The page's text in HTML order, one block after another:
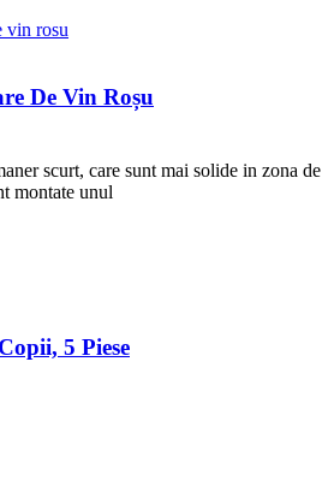
De Vin Roșu
scurt, care sunt mai solide in zona de
montate unul
5 Piese